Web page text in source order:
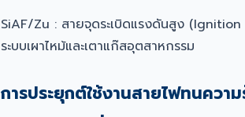
SiAF/Zu : สายจุดระเบิดแรงดันสูง
ระบบเผาไหม้และเตาแก๊สอุตสาหกรรม
การประยุกต์ใช้งานสายไฟทนคว